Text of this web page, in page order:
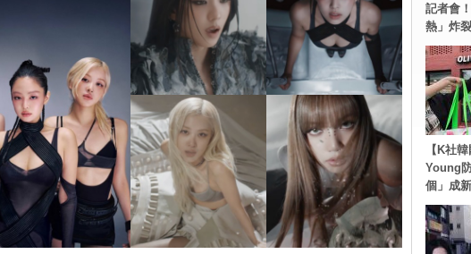
記者會
熱」炸
【K社
Young
個」成